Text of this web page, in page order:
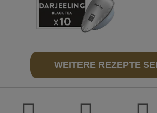
WEITERE REZEPTE